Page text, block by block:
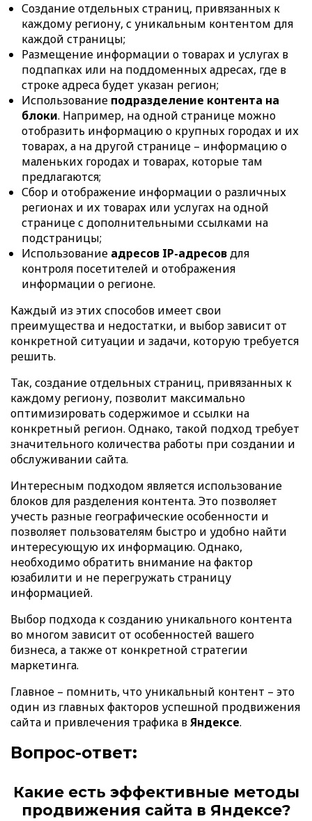
Создание отдельных страниц, привязанных к
каждому региону, с уникальным контентом для
каждой страницы;
Размещение информации о товарах и услугах в
подпапках или на поддоменных адресах, где в
строке адреса будет указан регион;
Использование подразделение контента на
блоки. Например, на одной странице можно
отобразить информацию о крупных городах и их
товарах, а на другой странице – информацию о
маленьких городах и товарах, которые там
предлагаются;
Сбор и отображение информации о различных
регионах и их товарах или услугах на одной
странице с дополнительными ссылками на
подстраницы;
Использование адресов IP-адресовдля
контроля посетителей и отображения
информации о регионе.
Каждый из этих способов имеет свои
преимущества и недостатки, и выбор зависит от
конкретной ситуации и задачи, которую требуется
решить.
Так, создание отдельных страниц, привязанных к
каждому региону, позволит максимально
оптимизировать содержимое и ссылки на
конкретный регион. Однако, такой подход требует
значительного количества работы при создании и
обслуживании сайта.
Интересным подходом является использование
блоков для разделения контента. Это позволяет
учесть разные географические особенности и
позволяет пользователям быстро и удобно найти
интересующую их информацию. Однако,
необходимо обратить внимание на фактор
юзабилити и не перегружать страницу
информацией.
Выбор подхода к созданию уникального контента
во многом зависит от особенностей вашего
бизнеса, а также от конкретной стратегии
маркетинга.
Главное – помнить, что уникальный контент – это
один из главных факторов успешной продвижения
сайта и привлечения трафика вЯндексе.
Вопрос-ответ:
Какие есть эффективные методы
продвижения сайта в Яндексе?